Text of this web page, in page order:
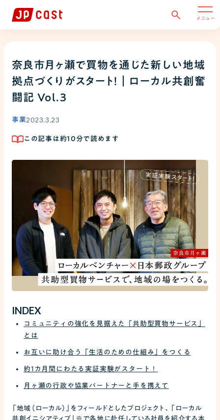
メニュー
奈良市月ヶ瀬で買物を通じた新しい地域
拠点づくりがスタート！｜ローカル共創奮
闘記 Vol.3
事業2023.3.23
この記事は約10 分で読めます
INDEX
コミュニティの強化を見据えた「共助型買物サービス」
とは
お互いに助け合う「生活のための仕組み」をつくる
約1カ月間にわたる実証実験がスタート！
月ヶ瀬の行政や協業パートナーと手を携えて
「地域（ローカル）」をフィールドとしたプロジェクト、「ローカル
共創イニシアティブ」※で各地に赴任している社員を紹介する本